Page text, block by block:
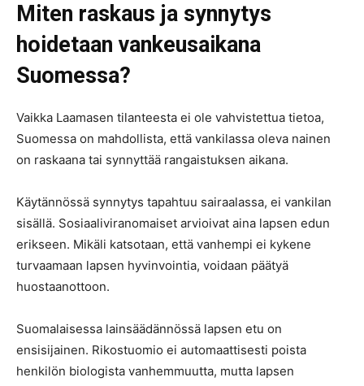
Miten raskaus ja synnytys
hoidetaan vankeusaikana
Suomessa?
Vaikka Laamasen tilanteesta ei ole vahvistettua tietoa,
Suomessa on mahdollista, että vankilassa oleva nainen
on raskaana tai synnyttää rangaistuksen aikana.
Käytännössä synnytys tapahtuu sairaalassa, ei vankilan
sisällä. Sosiaaliviranomaiset arvioivat aina lapsen edun
erikseen. Mikäli katsotaan, että vanhempi ei kykene
turvaamaan lapsen hyvinvointia, voidaan päätyä
huostaanottoon.
Suomalaisessa lainsäädännössä lapsen etu on
ensisijainen. Rikostuomio ei automaattisesti poista
henkilön biologista vanhemmuutta, mutta lapsen